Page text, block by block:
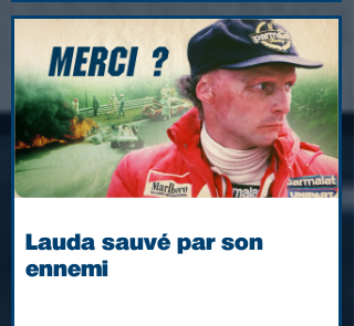
Lauda sauvé par son
ennemi